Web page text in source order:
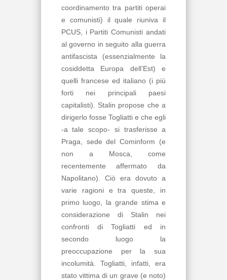
coordinamento tra partiti operai
e comunisti) il quale riuniva il
PCUS, i Partiti Comunisti andati
al governo in seguito alla guerra
antifascista (essenzialmente la
cosiddetta Europa dell’Est) e
quelli francese ed italiano (i più
forti nei principali paesi
capitalisti). Stalin propose che a
dirigerlo fosse Togliatti e che egli
-a tale scopo- si trasferisse a
Praga, sede del Cominform (e
non a Mosca, come
recentemente affermato da
Napolitano). Ciò era dovuto a
varie ragioni e tra queste, in
primo luogo, la grande stima e
considerazione di Stalin nei
confronti di Togliatti ed in
secondo luogo la
preoccupazione per la sua
incolumità. Togliatti, infatti, era
stato vittima di un grave (e noto)